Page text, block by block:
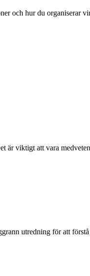
och hur du organiserar
är viktigt att vara
utredning för att